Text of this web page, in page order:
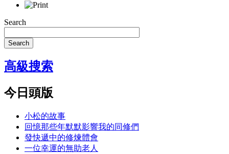
Search
Search
高級搜索
今日頭版
小松的故事
回憶那些年默默影響我的同修們
發快遞中的修煉體會
一位幸運的無助老人